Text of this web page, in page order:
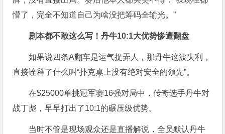
懵了，完全不知道自己为啥没把筹码全输光。”
剧本都不敢这么写！丹牛10:1大优势惨遭翻盘
如果说四条A翻车是运气捉弄人，那丹牛这波失利，
直接诠释了什么叫“扑克桌上没有绝对安全的领先”。
在$25000单挑冠军赛16强对局中，传奇选手丹牛对
战丁彪，早早打出了10:1的碾压级优势。
当时不管是现场观众还是直播解说，全员默认丹牛